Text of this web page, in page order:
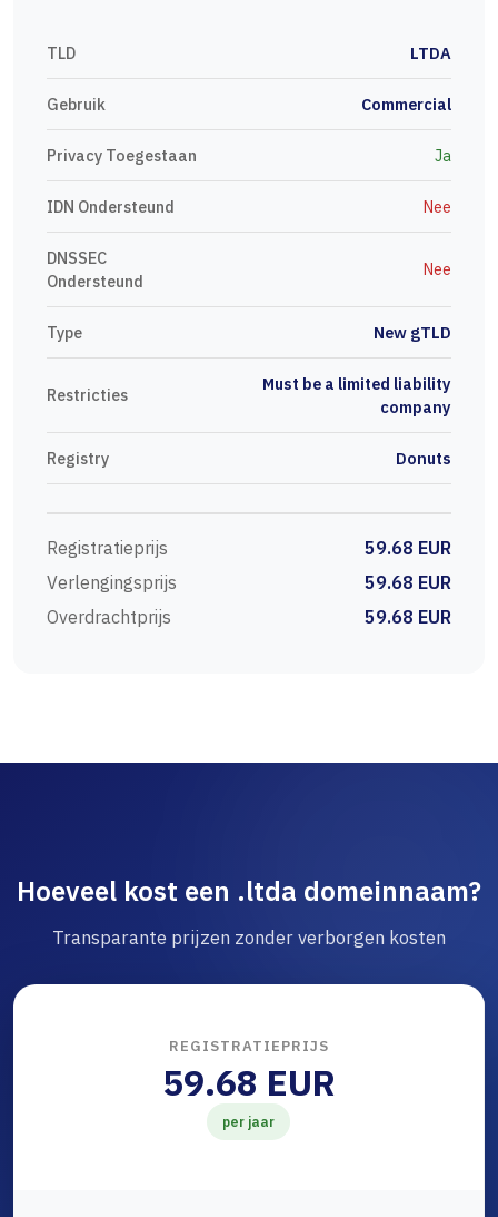
TLD LTDA
Gebruik Commercial
Privacy Toegestaan Ja
IDN Ondersteund Nee
DNSSEC
Ondersteund
Nee
Type New gTLD
Restricties
Must be a limited liability
company
Registry Donuts
Registratieprijs
59.68 EUR
Verlengingsprijs
59.68 EUR
Overdrachtprijs
59.68 EUR
Hoeveel kost een .ltda domeinnaam?
Transparante prijzen zonder verborgen kosten
REGISTRATIEPRIJS
59.68 EUR
per jaar